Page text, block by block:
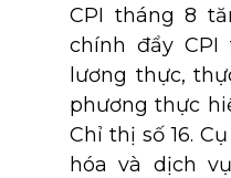
CPI tháng 8
chính đẩy
lương thực,
phương thực
Chỉ thị số 16.
hóa và dịch